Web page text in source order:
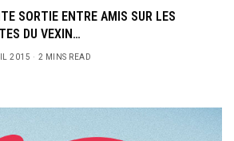
SORTIE ENTRE AMIS SUR LES
DU VEXIN…
2015 2 MINS READ